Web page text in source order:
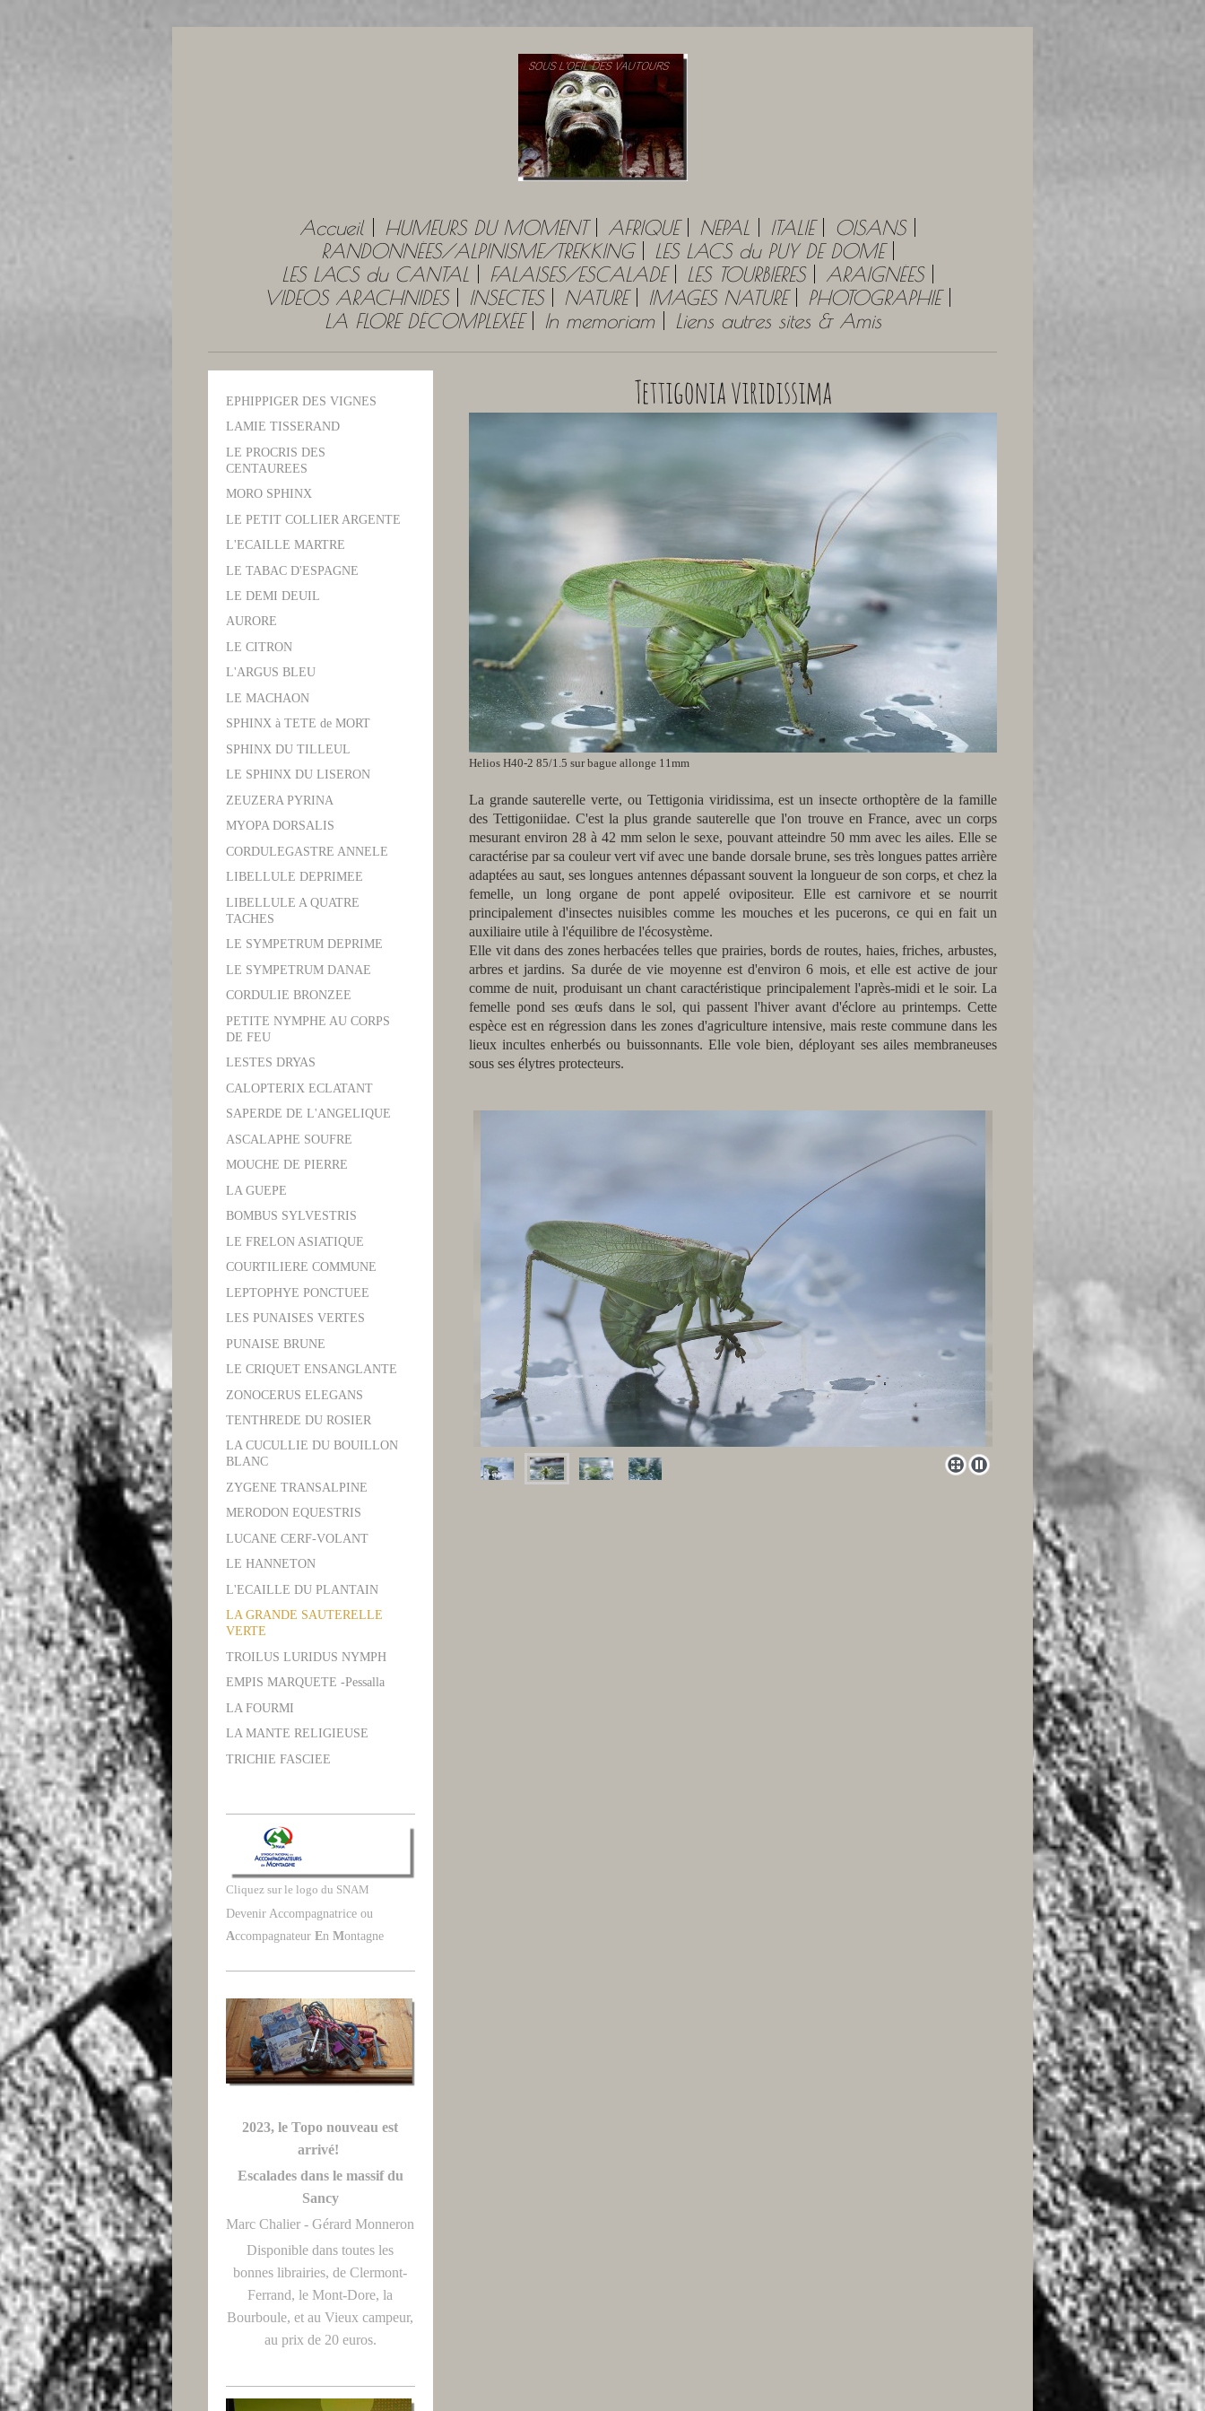
Accueil HUMEURS DU MOMENT AFRIQUE NEPAL ITALIE
OISANS
RANDONNÉES/ALPINISME/TREKKING
LES LACS du PUY DE DOME
LES LACS du CANTAL
FALAISES/ESCALADE LES TOURBIERES
ARAIGNÉES
VIDEOS ARACHNIDES
INSECTES NATURE IMAGES NATURE
PHOTOGRAPHIE
LA FLORE DÉCOMPLEXÉE
In memoriam Liens autres sites & Amis
Tettigonia viridissima
Helios H40-2 85/1.5 sur bague allonge 11mm
La grande sauterelle verte, ou Tettigonia viridissima, est un insecte orthoptère de la famille
des Tettigoniidae. C'est la plus grande sauterelle que l'on trouve en France, avec un corps
mesurant environ 28 à 42 mm selon le sexe, pouvant atteindre 50 mm avec les ailes. Elle se
caractérise par sa couleur vert vif avec une bande dorsale brune, ses très longues pattes arrière
adaptées au saut, ses longues antennes dépassant souvent la longueur de son corps, et chez la
femelle, un long organe de pont appelé ovipositeur. Elle est carnivore et se nourrit
principalement d'insectes nuisibles comme les mouches et les pucerons, ce qui en fait un
auxiliaire utile à l'équilibre de l'écosystème.
Elle vit dans des zones herbacées telles que prairies, bords de routes, haies, friches, arbustes,
arbres et jardins. Sa durée de vie moyenne est d'environ 6 mois, et elle est active de jour
comme de nuit, produisant un chant caractéristique principalement l'après-midi et le soir. La
femelle pond ses œufs dans le sol, qui passent l'hiver avant d'éclore au printemps. Cette
espèce est en régression dans les zones d'agriculture intensive, mais reste commune dans les
lieux incultes enherbés ou buissonnants. Elle vole bien, déployant ses ailes membraneuses
sous ses élytres protecteurs.
EPHIPPIGER DES VIGNES
LAMIE TISSERAND
LE PROCRIS DES
CENTAUREES
MORO SPHINX
LE PETIT COLLIER ARGENTE
L'ECAILLE MARTRE
LE TABAC D'ESPAGNE
LE DEMI DEUIL
AURORE
LE CITRON
L'ARGUS BLEU
LE MACHAON
SPHINX à TETE de MORT
SPHINX DU TILLEUL
LE SPHINX DU LISERON
ZEUZERA PYRINA
MYOPA DORSALIS
CORDULEGASTRE ANNELE
LIBELLULE DEPRIMEE
LIBELLULE A QUATRE
TACHES
LE SYMPETRUM DEPRIME
LE SYMPETRUM DANAE
CORDULIE BRONZEE
PETITE NYMPHE AU CORPS
DE FEU
LESTES DRYAS
CALOPTERIX ECLATANT
SAPERDE DE L'ANGELIQUE
ASCALAPHE SOUFRE
MOUCHE DE PIERRE
LA GUEPE
BOMBUS SYLVESTRIS
LE FRELON ASIATIQUE
COURTILIERE COMMUNE
LEPTOPHYE PONCTUEE
LES PUNAISES VERTES
PUNAISE BRUNE
LE CRIQUET ENSANGLANTE
ZONOCERUS ELEGANS
TENTHREDE DU ROSIER
LA CUCULLIE DU BOUILLON
BLANC
ZYGENE TRANSALPINE
MERODON EQUESTRIS
LUCANE CERF-VOLANT
LE HANNETON
L'ECAILLE DU PLANTAIN
LA GRANDE SAUTERELLE
VERTE
TROILUS LURIDUS NYMPH
EMPIS MARQUETE -Pessalla
LA FOURMI
LA MANTE RELIGIEUSE
TRICHIE FASCIEE
Cliquez sur le logo du SNAM
Devenir Accompagnatrice ou
Accompagnateur En Montagne
2023, le Topo nouveau est
arrivé!
Escalades dans le massif du
Sancy
Marc Chalier - Gérard Monneron
Disponible dans toutes les
bonnes librairies, de Clermont-
Ferrand, le Mont-Dore, la
Bourboule, et au Vieux campeur,
au prix de 20 euros.